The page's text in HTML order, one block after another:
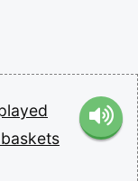
baskets